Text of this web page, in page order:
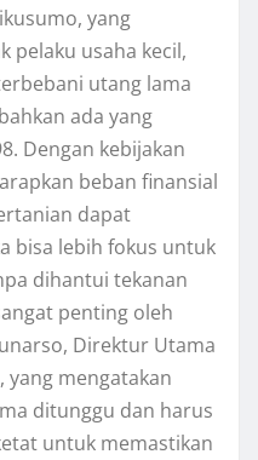
yang
pelaku usaha kecil,
utang lama
ada yang
Dengan kebijakan
beban finansial
dapat
bisa lebih fokus untuk
dihantui tekanan
penting oleh
Direktur Utama
yang mengatakan
ditunggu dan harus
untuk memastikan